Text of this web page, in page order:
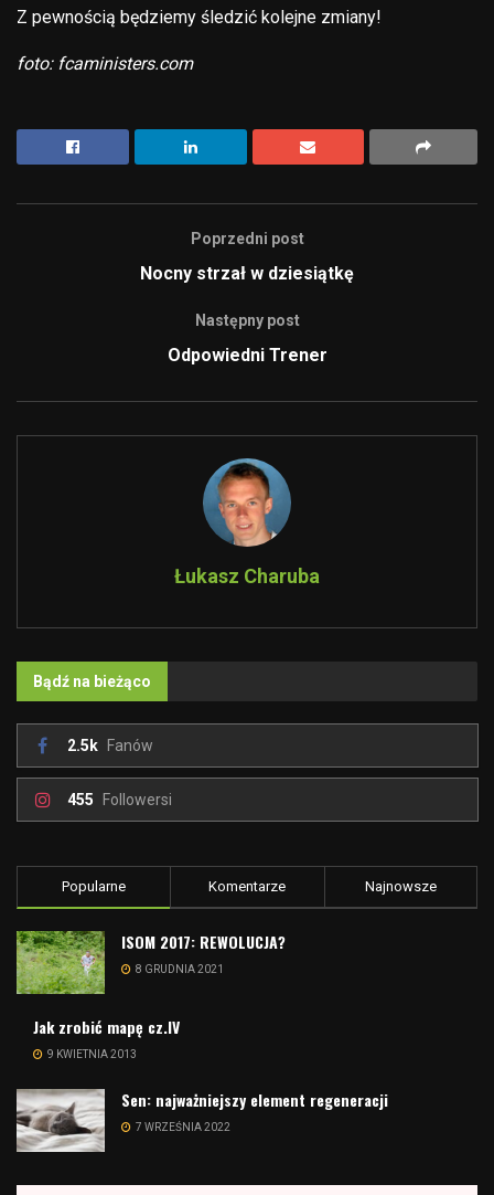
Z pewnością będziemy śledzić kolejne zmiany!
foto: fcaministers.com
Poprzedni post
Nocny strzał w dziesiątkę
Następny post
Odpowiedni Trener
Łukasz Charuba
Bądź na bieżąco
2.5k Fanów
455 Followersi
Popularne Komentarze Najnowsze
ISOM 2017: REWOLUCJA?
8 GRUDNIA 2021
Jak zrobić mapę cz.IV
9 KWIETNIA 2013
Sen: najważniejszy element regeneracji
7 WRZEŚNIA 2022